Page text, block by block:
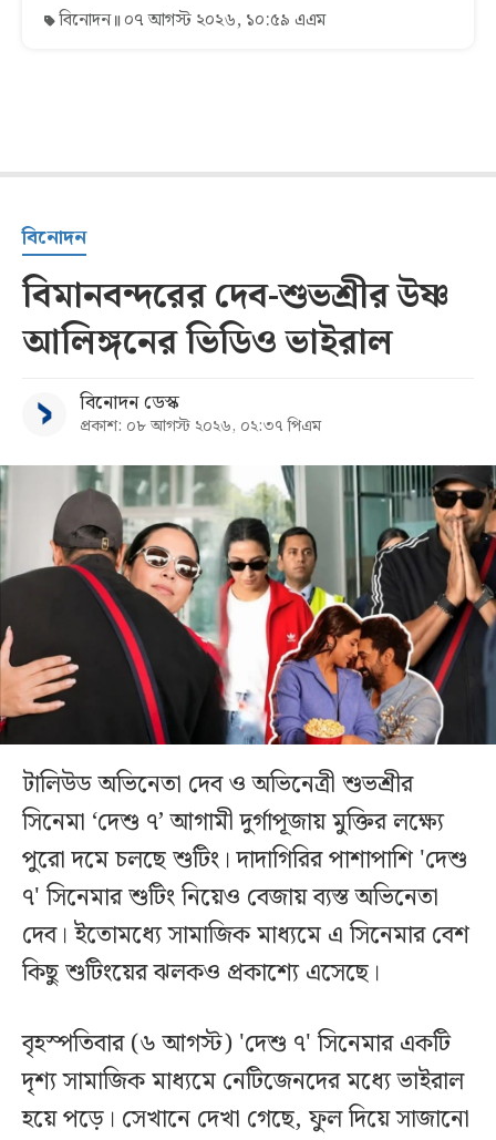
বিনোদন ০৭ আগস্ট ২০২৬, ১০:৫৯ এএম
বিনোদন
বিমানবন্দরের দেব-শুভশ্রীর উষ্ণ
আলিঙ্গনের ভিডিও ভাইরাল
বিনোদন ডেস্ক
প্রকাশ: ০৮ আগস্ট ২০২৬, ০২:৩৭ পিএম
টালিউড অভিনেতা দেব ও অভিনেত্রী শুভশ্রীর
সিনেমা ‘দেশু ৭’ আগামী দুর্গাপূজায় মুক্তির লক্ষ্যে
পুরো দমে চলছে শুটিং। দাদাগিরির পাশাপাশি 'দেশু
৭' সিনেমার শুটিং নিয়েও বেজায় ব্যস্ত অভিনেতা
দেব। ইতোমধ্যে সামাজিক মাধ্যমে এ সিনেমার বেশ
কিছু শুটিংয়ের ঝলকও প্রকাশ্যে এসেছে।
বৃহস্পতিবার (৬ আগস্ট) 'দেশু ৭' সিনেমার একটি
দৃশ্য সামাজিক মাধ্যমে নেটিজেনদের মধ্যে ভাইরাল
হয়ে পড়ে। সেখানে দেখা গেছে, ফুল দিয়ে সাজানো